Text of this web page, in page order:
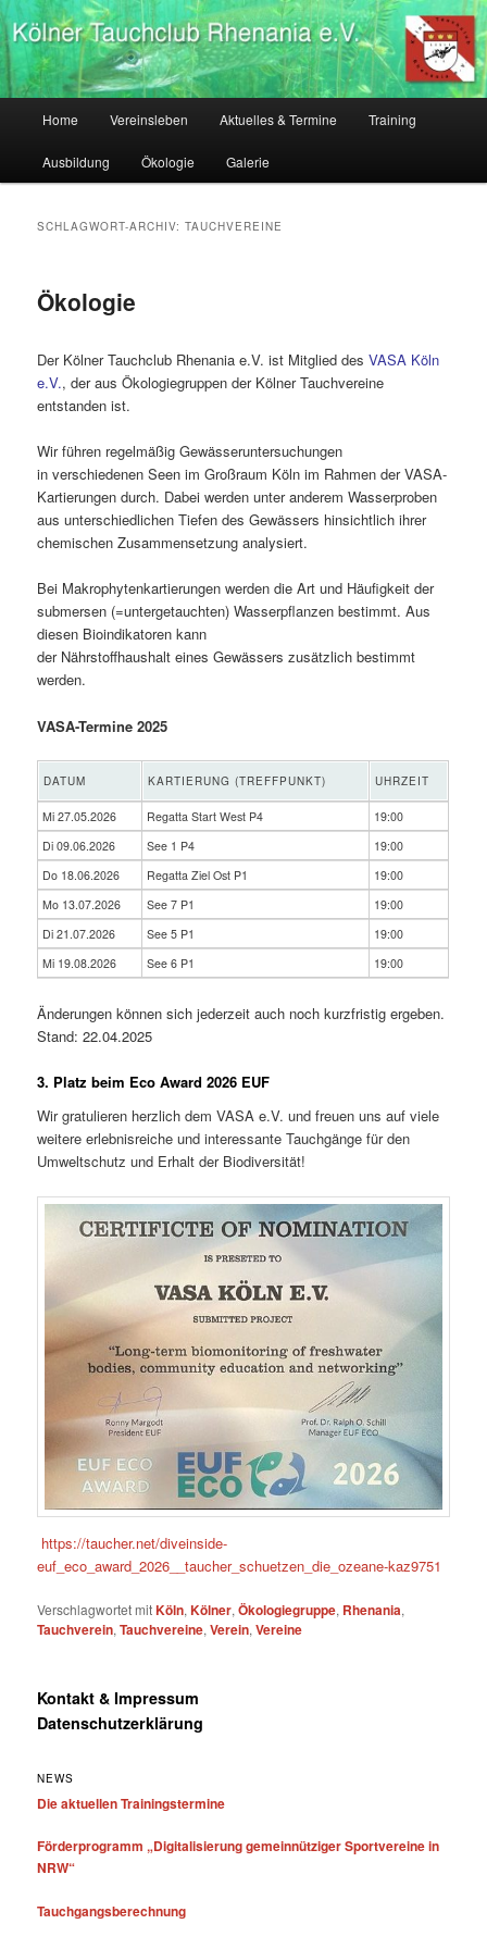
Zum
primären
Inhalt
springen
Zum
sekundären
Inhalt
springenKölner Tauchclub Rhenania
Tauchverein Köln, Tauchausbildung Köln, tauchen lernen Köln
Home Vereinsleben Aktuelles & Termine Training
Ausbildung Ökologie Galerie
SCHLAGWORT-ARCHIV:TAUCHVEREINE
Ökologie
Der Kölner Tauchclub Rhenania e.V. ist Mitglied des VASA Köln
e.V., der aus Ökologiegruppen der Kölner Tauchvereine
entstanden ist.
Wir führen regelmäßig Gewässeruntersuchungen
in verschiedenen Seen im Großraum Köln im Rahmen der VASA-
Kartierungen durch. Dabei werden unter anderem Wasserproben
aus unterschiedlichen Tiefen des Gewässers hinsichtlich ihrer
chemischen Zusammensetzung analysiert.
Bei Makrophytenkartierungen werden die Art und Häufigkeit der
submersen (=untergetauchten) Wasserpflanzen bestimmt. Aus
diesen Bioindikatoren kann
der Nährstoffhaushalt eines Gewässers zusätzlich bestimmt
werden.
VASA-Termine 2025
DATUM KARTIERUNG (TREFFPUNKT) UHRZEIT
Mi 27.05.2026 Regatta Start West P4
19:00
Di 09.06.2026
See 1 P4
19:00
Do 18.06.2026
Regatta Ziel Ost P1
19:00
Mo 13.07.2026
See 7 P1
19:00
Di 21.07.2026
See 5 P1
19:00
Mi 19.08.2026
See 6 P1 19:00
Änderungen können sich jederzeit auch noch kurzfristig ergeben.
Stand: 22.04.2025
3. Platz beim Eco Award 2026 EUF
Wir gratulieren herzlich dem VASA e.V. und freuen uns auf viele
weitere erlebnisreiche und interessante Tauchgänge für den
Umweltschutz und Erhalt der Biodiversität!
https://taucher.net/diveinside-
euf_eco_award_2026__taucher_schuetzen_die_ozeane-kaz9751
Verschlagwortet mitKöln,Kölner,Ökologiegruppe, Rhenania,
Tauchverein,Tauchvereine,Verein,Vereine
Kontakt & Impressum
Datenschutzerklärung
NEWS
Die aktuellen Trainingstermine
Förderprogramm „Digitalisierung gemeinnütziger Sportvereine in
NRW“
Tauchgangsberechnung